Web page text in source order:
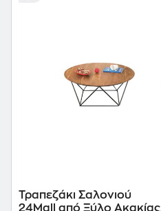
Τραπεζάκι Σαλονιού
24Mall από Ξύλο Ακακίας